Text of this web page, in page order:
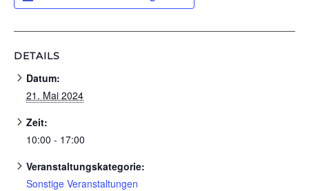
DETAILS
Datum:
21. Mai 2024
Zeit:
10:00 - 17:00
Veranstaltungskategorie:
Sonstige Veranstaltungen